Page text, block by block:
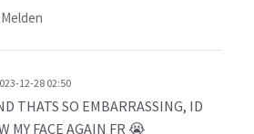
Melden
12-28 02:50
THATS SO EMBARRASSING, ID
MY FACE AGAIN FR 😭